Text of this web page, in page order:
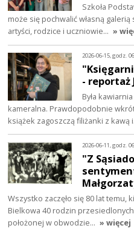
Szkoła
może się pochwalić własną
artyści, rodzice i uczniowie… »
2026-06-15, godz.
- reportaż
Była
kameralna. Prawdopodobnie
książek zagoszczą filiżanki z kawą
2026-06-11, godz.
"Z
Wszystko zaczęło się 80 lat temu,
Bielkowa 40 rodzin
położonej w obwodzie… » więcej